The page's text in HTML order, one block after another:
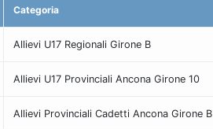
Categoria
Allievi U17 Regionali Girone B
Allievi U17 Provinciali Ancona Girone 10
Allievi Provinciali Cadetti Ancona Girone B